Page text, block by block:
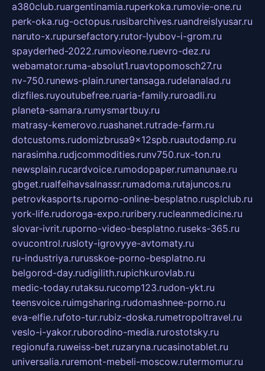
a380club.ruargentinamia.ruperkoka.rumovie-one.ru
perk-oka.rug-octopus.rusibarchives.ruandreislyusar.ru
naruto-x.rupursefactory.rutor-lyubov-i-grom.ru
spayderhed-2022.rumovieone.ruevro-dez.ru
webamator.ruma-absolut1.ruavtopomosch27.ru
nv-750.runews-plain.runertansaga.rudelanalad.ru
dizfiles.ruyoutubefree.ruaria-family.ruroadli.ru
planeta-samara.rumysmartbuy.ru
matrasy-kemerovo.ruashanet.rutrade-farm.ru
dotcustoms.rudomizbrusa9x12spb.ruautodamp.ru
narasimha.rudjcommodities.runv750.rux-ton.ru
newsplain.rucardvoice.rumodopaper.rumanunae.ru
gbget.rualfeihavsalnassr.rumadoma.rutajuncos.ru
petrovkasports.ruporno-online-besplatno.rusplclub.ru
york-life.rudoroga-expo.ruribery.rucleanmedicine.ru
slovar-ivrit.ruporno-video-besplatno.ruseks-365.ru
ovucontrol.rusloty-igrovyye-avtomaty.ru
ru-industriya.rurusskoe-porno-besplatno.ru
belgorod-day.rudigilith.rupichkurovlab.ru
medic-today.rutaksu.rucomp123.rudon-ykt.ru
teensvoice.ruimgsharing.rudomashnee-porno.ru
eva-elfie.rufoto-tur.rubiz-doska.rumetropoltravel.ru
veslo-i-yakor.ruborodino-media.rurostotsky.ru
regionufa.ruweiss-bet.ruzaryna.rucasinotablet.ru
universalia.ruremont-mebeli-moscow.rutermomur.ru